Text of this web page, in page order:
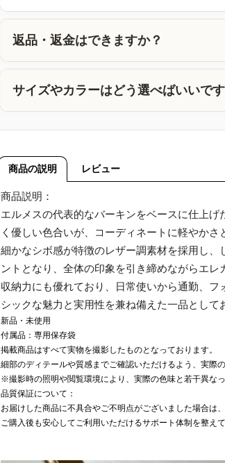
返品・返金はできますか？
サイズやカラーはどう選べばいいで
商品の説明 レビュー
商品説明：
エルメスの代表的なバーキンをベースに仕上
く優しい色合いが、コーディネートに軽やかさ
細かなシボ感が特徴のレザー調素材を採用し
ントとなり、全体の印象を引き締めながらエレ
収納力にも優れており、日常使いから通勤、
シックな魅力と実用性を兼ね備えた一品として
新品・未使用
付属品：専用保存袋
掲載商品はすべて実物を撮影したものとなっております。
細部のディテールや質感までご確認いただけるよう、実際
※撮影時の照明や閲覧環境により、実際の色味と若干異な
品質保証について：
お届けした商品に不具合やご不明点がございました場合は
ご購入後も安心してご利用いただけるサポート体制を整え